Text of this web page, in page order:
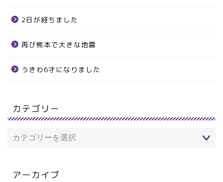
2日が経ちました
再び熊本で大きな地震
うきわ6才になりました
カテゴリー
アーカイブ